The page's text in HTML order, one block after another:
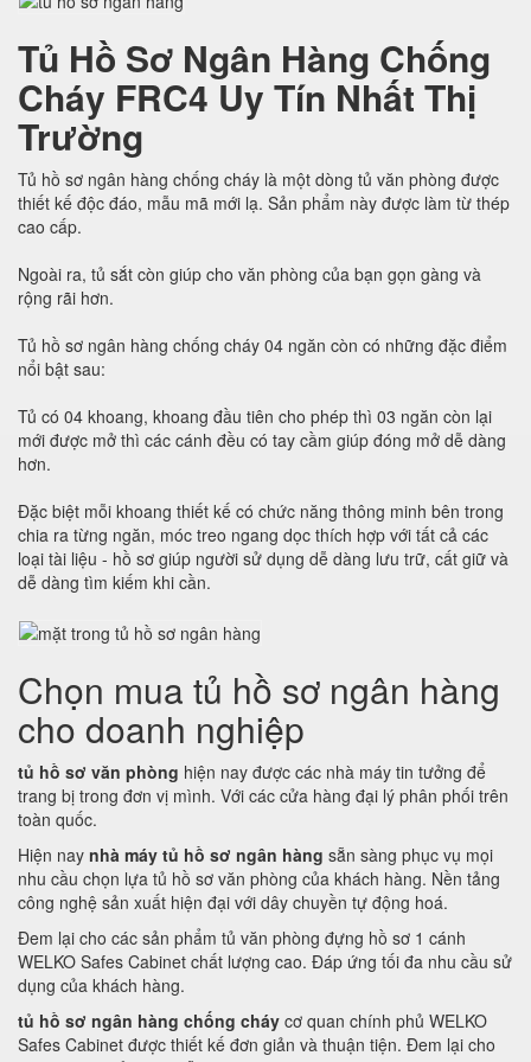
Tủ Hồ Sơ Ngân Hàng Chống
Cháy FRC4 Uy Tín Nhất Thị
Trường
Tủ hồ sơ ngân hàng chống cháy là một dòng tủ văn phòng được
thiết kế độc đáo, mẫu mã mới lạ. Sản phẩm này được làm từ thép
cao cấp.
Ngoài ra, tủ sắt còn giúp cho văn phòng của bạn gọn gàng và
rộng rãi hơn.
Tủ hồ sơ ngân hàng chống cháy 04 ngăn còn có những đặc điểm
nổi bật sau:
Tủ có 04 khoang, khoang đầu tiên cho phép thì 03 ngăn còn lại
mới được mở thì các cánh đều có tay cầm giúp đóng mở dễ dàng
hơn.
Đặc biệt mỗi khoang thiết kế có chức năng thông minh bên trong
chia ra từng ngăn, móc treo ngang dọc thích hợp với tất cả các
loại tài liệu - hồ sơ giúp người sử dụng dễ dàng lưu trữ, cất giữ và
dễ dàng tìm kiếm khi cần.
Chọn mua tủ hồ sơ ngân hàng
cho doanh nghiệp
tủ hồ sơ văn phòng hiện nay được các nhà máy tin tưởng để
trang bị trong đơn vị mình. Với các cửa hàng đại lý phân phối trên
toàn quốc.
Hiện nay nhà máy tủ hồ sơ ngân hàng sẵn sàng phục vụ mọi
nhu cầu chọn lựa tủ hồ sơ văn phòng của khách hàng. Nền tảng
công nghệ sản xuất hiện đại với dây chuyền tự động hoá.
Đem lại cho các sản phẩm tủ văn phòng đựng hồ sơ 1 cánh
WELKO Safes Cabinet chất lượng cao. Đáp ứng tối đa nhu cầu sử
dụng của khách hàng.
tủ hồ sơ ngân hàng chống cháy cơ quan chính phủ WELKO
Safes Cabinet được thiết kế đơn giản và thuận tiện. Đem lại cho